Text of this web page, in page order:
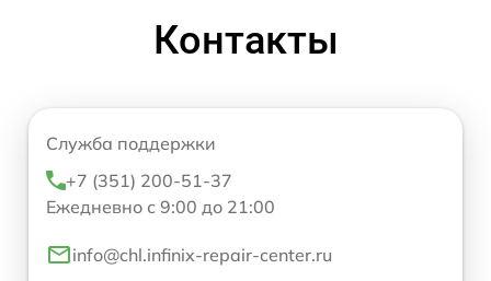
Контакты
Служба поддержки
+7 (351) 200-51-37
Ежедневно с 9:00 до 21:00
info@chl.infinix-repair-center.ru